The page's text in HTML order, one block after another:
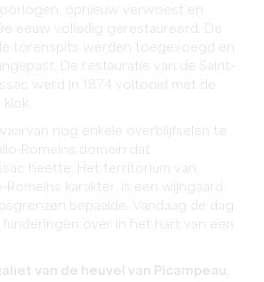
opnieuw verwoest en
eeuw volledig gerestaureerd. De
torenspits werden toegevoegd en
De restauratie van de Saint-
werd in 1874 voltooid met de
waarvan nog enkele overblijfselen te
Romeins domein dat
heette. Het territorium van
Romeins karakter, is een wijngaard
bepaalde. Vandaag de dag
funderingen over in het hart van een
van de heuvel van Picampeau